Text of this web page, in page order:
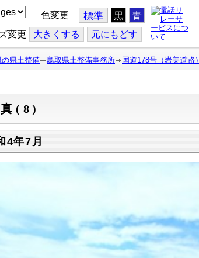
色変更 標準 黒 青
変更 大きくする 元にもどす
の県土整備 鳥取県土整備事務所 国道178号（岩美道路）
(8)
4年7月